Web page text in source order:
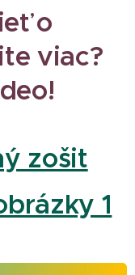
o
viac?
zošit
1